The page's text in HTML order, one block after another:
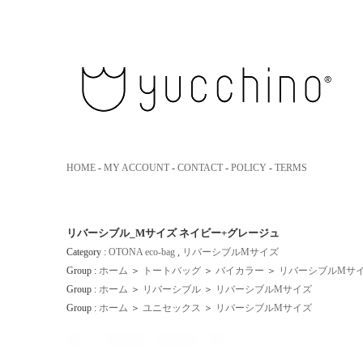
HOME - MY ACCOUNT - CONTACT - POLICY - TERMS
リバーシブル_Mサイズ ネイビー+グレージュ
Category : OTONA eco-bag , リバーシブルMサイズ
Group : ホーム ＞ トートバッグ ＞ バイカラー ＞
リバーシブルMサ
Group : ホーム ＞ リバーシブル ＞
リバーシブルMサイズ
Group : ホーム ＞ ユニセックス ＞ リバーシブルMサイズ